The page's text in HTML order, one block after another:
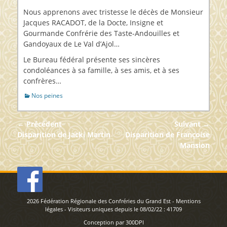
Nous apprenons avec tristesse le décès de Monsieur
Jacques RACADOT, de la Docte, Insigne et
Gourmande Confrérie des Taste-Andouilles et
Gandoyaux de Le Val d’Ajol…
Le Bureau fédéral présente ses sincères
condoléances à sa famille, à ses amis, et à ses
confrères…
Catégories
Nos peines
Navigation
de
l’article
← Précédent
Article
précédent :
Disparition de Jacki Martin
Suivant →
Article
suivant :
Disparition de Françoise
Mansion
2026 Fédération Régionale des Confréries du Grand Est- Mentions
légales - Visiteurs uniques depuis le 08/02/22 : 41709
Conception par300DPI